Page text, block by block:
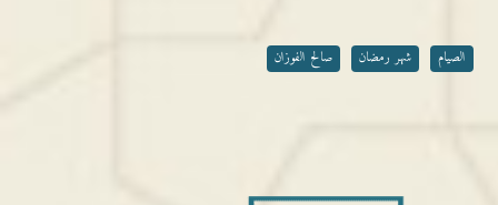
الصيام شهر رمضان صالح الفوزان